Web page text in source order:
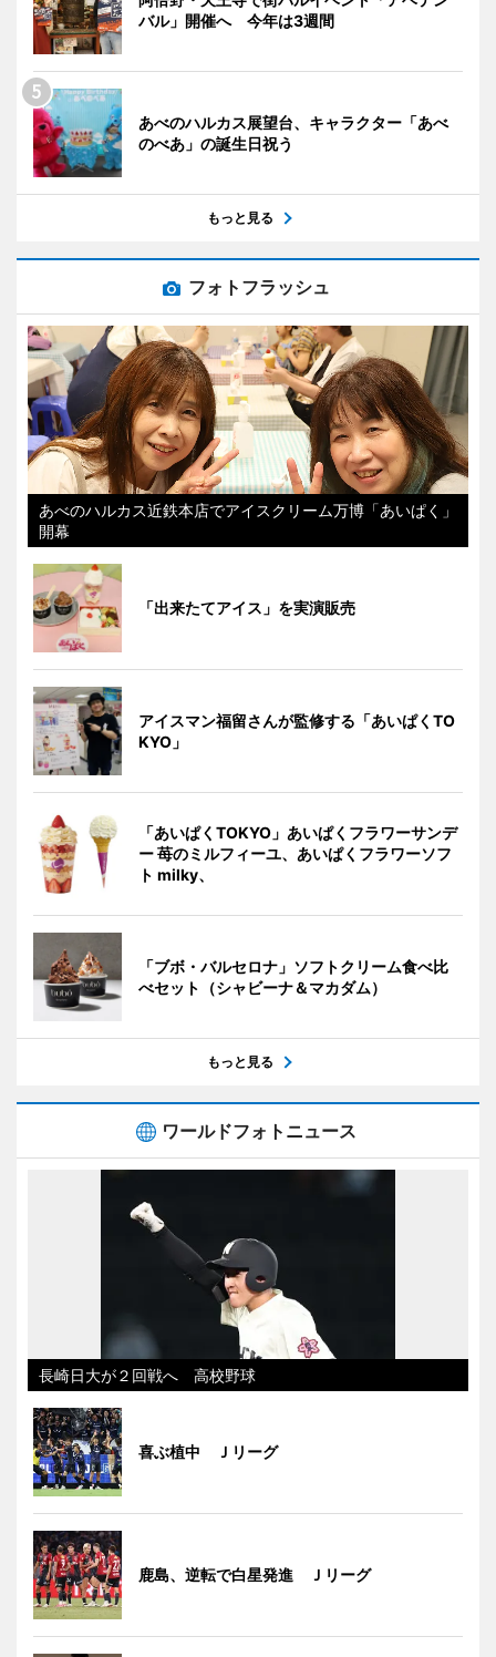
バル」開催へ 今年は3週間
あべのハルカス展望台、キャラクター「あべ
のべあ」の誕生日祝う
もっと見る
フォトフラッシュ
あべのハルカス近鉄本店でアイスクリーム万博「あいぱく」
開幕
「出来たてアイス」を実演販売
アイスマン福留さんが監修する「あいぱくTO
KYO」
「あいぱくTOKYO」あいぱくフラワーサンデ
ー 苺のミルフィーユ、あいぱくフラワーソフ
ト milky、
「ブボ・バルセロナ」ソフトクリーム食べ比
べセット（シャビーナ＆マカダム）
もっと見る
ワールドフォトニュース
長崎日大が２回戦へ 高校野球
喜ぶ植中 Ｊリーグ
鹿島、逆転で白星発進 Ｊリーグ